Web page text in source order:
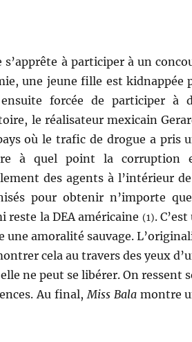
à participer à un
une jeune fille est kidnappée
forcée de participer à
le réalisateur mexicain
où le trafic de drogue a pris
à quel point la corruption
des agents à l’intérieur
pour obtenir n’importe
la DEA américaine (1).
une amoralité sauvage.
cela au travers des yeux
ne peut se libérer. On ressent
Au final,Miss Balamontre